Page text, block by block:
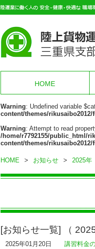
HOME
Warning: Undefined variable
content/themes/
Warning: Attempt to read
/home/r7792155/public_html/
content/themes/
HOME > お知らせ > 2025年
[お知らせ一覧] （
2025年01月20日 講習料金